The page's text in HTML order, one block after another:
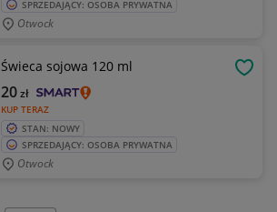
SPRZEDAJĄCY: OSOBA PRYWATNA
Otwock
Świeca sojowa 120 ml
KUP TERAZ
20zł
STAN: NOWY
SPRZEDAJĄCY: OSOBA PRYWATNA
Otwock